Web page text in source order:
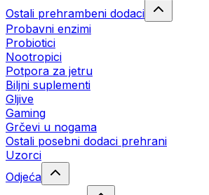
Ostali prehrambeni dodaci
Probavni enzimi
Probiotici
Nootropici
Potpora za jetru
Biljni suplementi
Gljive
Gaming
Grčevi u nogama
Ostali posebni dodaci prehrani
Uzorci
Odjeća